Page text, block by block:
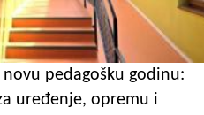
pedagošku godinu:
uređenje, opremu i